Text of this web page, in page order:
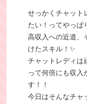
せっかくチャット
たい！ってやっぱ
高収入への近道、
けたスキル！✨
チャットレディは
って何倍にも収入
す！！
今日はそんなチャ